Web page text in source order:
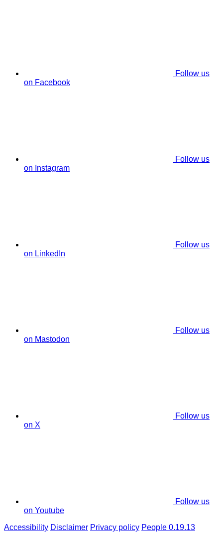
Follow us
on Facebook
Follow us
on Instagram
Follow us
on LinkedIn
Follow us
on Mastodon
Follow us
on X
Follow us
on Youtube
Accessibility Disclaimer Privacy policy People 0.19.13